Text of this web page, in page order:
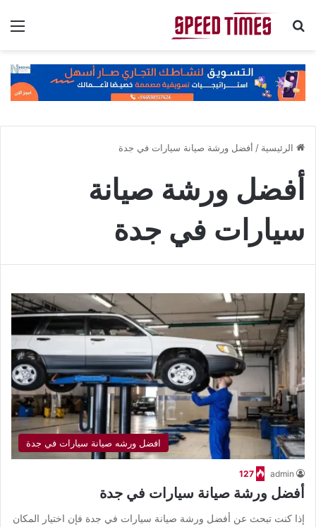
بحث عن
الرئيسية / أفضل ورشة صيانة سيارات في جدة
أفضل ورشة صيانة
سيارات في جدة
افضل ورشه صيانة سيارات في جدة
admin
127
أفضل ورشة صيانة سيارات في جدة
إذا كنت تبحث عن أفضل ورشة صيانة سيارات في جدة فإن اختيار المكان